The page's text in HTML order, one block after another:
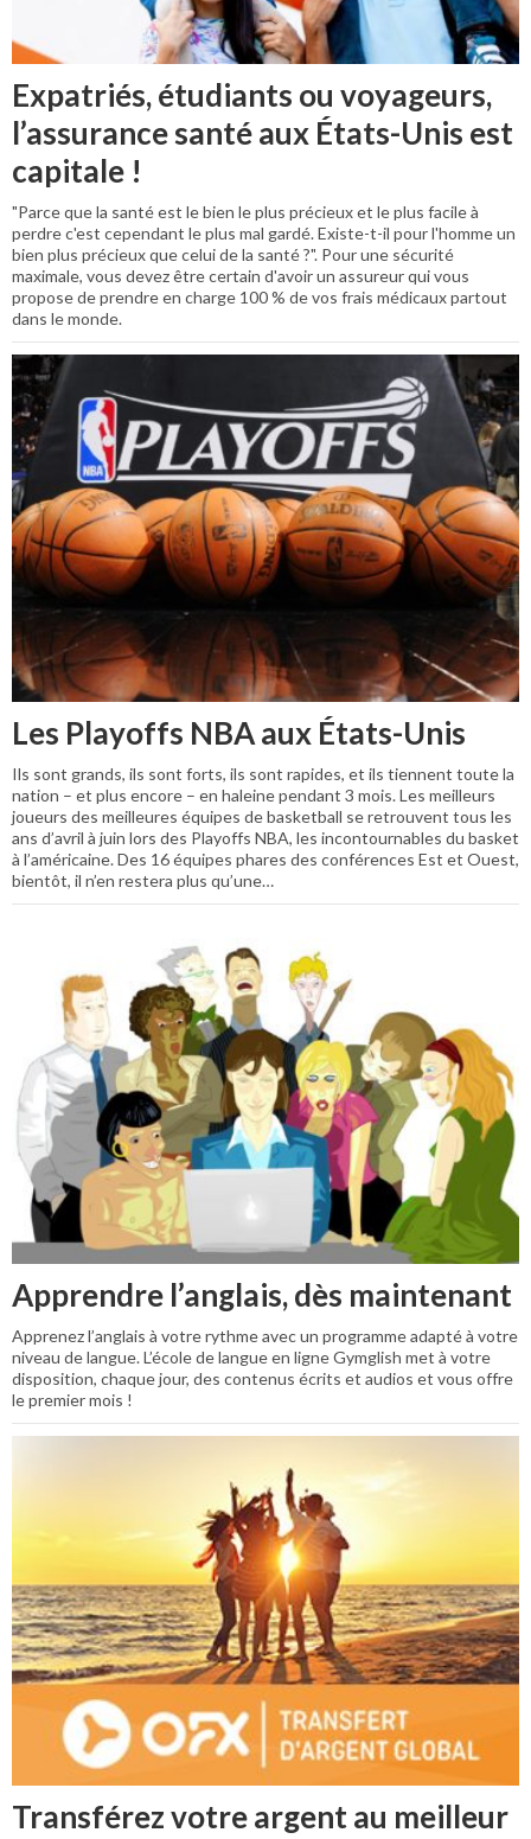
Expatriés, étudiants ou voyageurs,
l’assurance santé aux États-Unis est
capitale !
"Parce que la santé est le bien le plus précieux et le plus facile à
perdre c'est cependant le plus mal gardé. Existe-t-il pour l'homme un
bien plus précieux que celui de la santé ?". Pour une sécurité
maximale, vous devez être certain d'avoir un assureur qui vous
propose de prendre en charge 100 % de vos frais médicaux partout
dans le monde.
Les Playoffs NBA aux États-Unis
Ils sont grands, ils sont forts, ils sont rapides, et ils tiennent toute la
nation – et plus encore – en haleine pendant 3 mois. Les meilleurs
joueurs des meilleures équipes de basketball se retrouvent tous les
ans d’avril à juin lors des Playoffs NBA, les incontournables du basket
à l’américaine. Des 16 équipes phares des conférences Est et Ouest,
bientôt, il n’en restera plus qu’une…
Apprendre l’anglais, dès maintenant
Apprenez l’anglais à votre rythme avec un programme adapté à votre
niveau de langue. L’école de langue en ligne Gymglish met à votre
disposition, chaque jour, des contenus écrits et audios et vous offre
le premier mois !
Transférez votre argent au meilleur